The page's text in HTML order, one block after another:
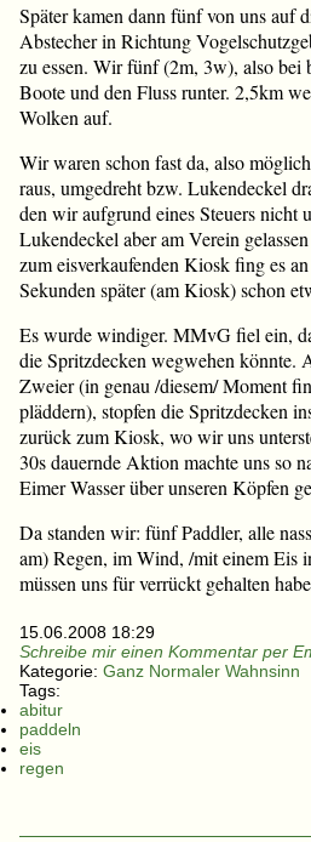
Später kamen dann fünf von uns auf
Abstecher in Richtung
zu essen. Wir fünf (2m, 3w), also bei
Boote und den Fluss runter. 2,5km
Wolken auf.
Wir waren schon fast da, also
raus, umgedreht bzw. Lukendeckel
den wir aufgrund eines Steuers nicht
Lukendeckel aber am Verein
zum eisverkaufenden Kiosk fing es
Sekunden später (am Kiosk) schon
Es wurde windiger. MMvG fiel ein,
die Spritzdecken wegwehen könnte.
Zweier (in genau /diesem/ Moment
pläddern), stopfen die Spritzdecken
zurück zum Kiosk, wo wir uns
30s dauernde Aktion machte uns so
Eimer Wasser über unseren Köpfen
Da standen wir: fünf Paddler, alle
am) Regen, im Wind, /mit einem Eis
müssen uns für verrückt gehalten
15.06.2008 18:29
Schreibe mir einen Kommentar per
Kategorie: Ganz Normaler Wahnsinn
Tags:
abitur
paddeln
eis
regen